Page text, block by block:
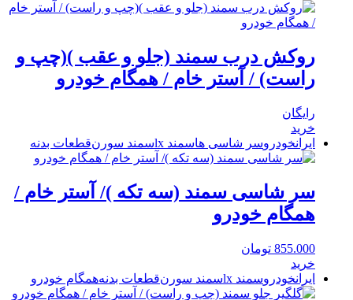
روکش درب سمند (جلو و عقب )(چپ و
راست) / آستر خام / همگام خودرو
رایگان
خرید
ایرانخودروسر شاسی هاسمند lx سمند سورنقطعات بدنه
سر شاسی سمند (سه تکه )/ آستر خام /
همگام خودرو
855.000 تومان
خرید
ایرانخودروسمند lx سمند سورنقطعات بدنههمگام خودرو